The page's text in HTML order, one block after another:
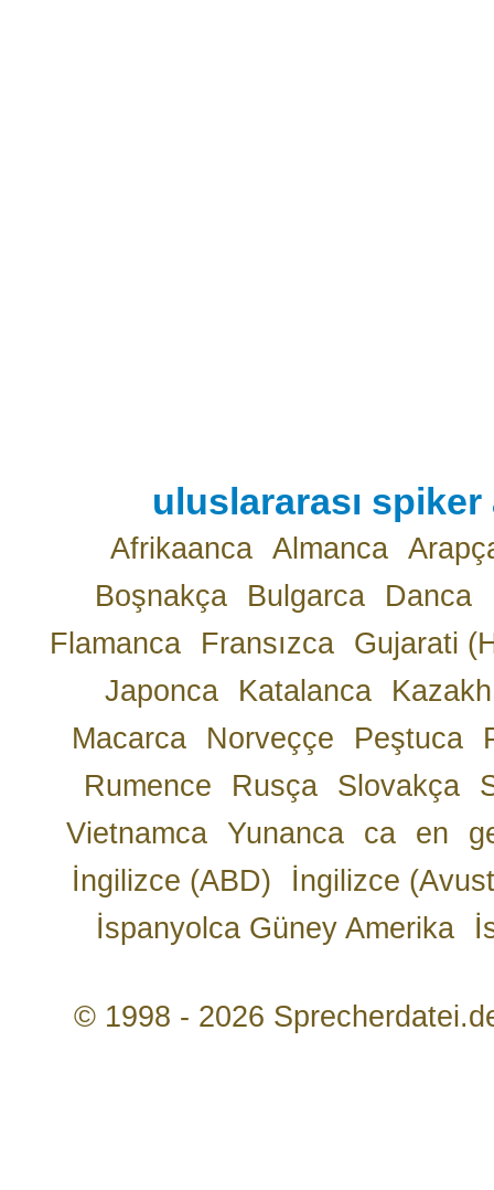
uluslararası
Afrikaanca Almanca
Boşnakça
Bulgarca Danca
Flamanca
Fransızca
Gujarati
Japonca
Katalanca
Kazakh
Macarca
Norveççe Peştuca
Rumence
Rusça Slovakça
Vietnamca
Yunanca ca en
İngilizce (ABD)
İngilizce
İspanyolca Güney Amerika
© 1998 - 2026